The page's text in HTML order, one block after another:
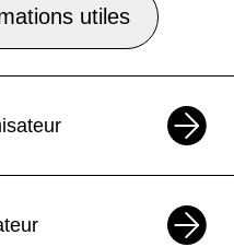
utiles